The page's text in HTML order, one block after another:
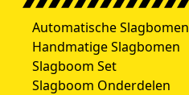
Automatische Slagbomen
Handmatige Slagbomen
Slagboom Set
Slagboom Onderdelen